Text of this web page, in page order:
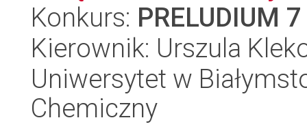
Konkurs: PRELUDIUM 7
Kierownik: Urszula
Uniwersytet w
Chemiczny